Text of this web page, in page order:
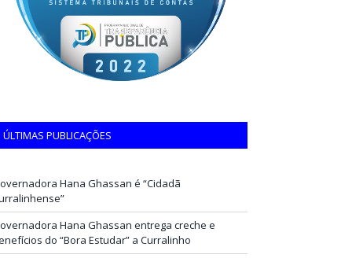
ÚLTIMAS PUBLICAÇÕES
Hana Ghassan é “Cidadã
Hana Ghassan entrega creche e
do “Bora Estudar” a Curralinho